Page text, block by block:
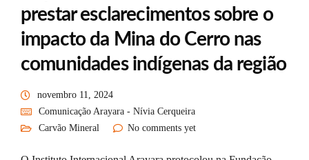
prestar esclarecimentos sobre o
impacto da Mina do Cerro nas
comunidades indígenas da região
novembro 11, 2024
Comunicação Arayara - Nívia Cerqueira
Carvão Mineral
No comments yet